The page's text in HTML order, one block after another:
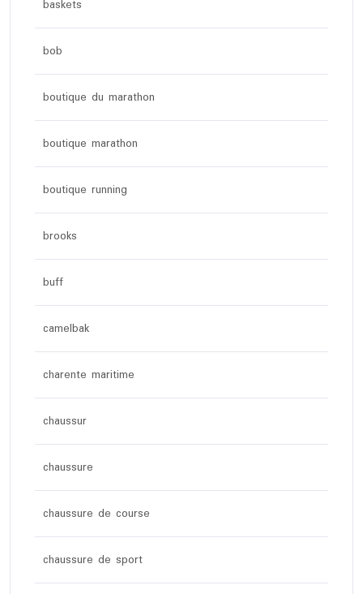
baskets
bob
boutique du marathon
boutique marathon
boutique running
brooks
buff
camelbak
charente maritime
chaussur
chaussure
chaussure de course
chaussure de sport